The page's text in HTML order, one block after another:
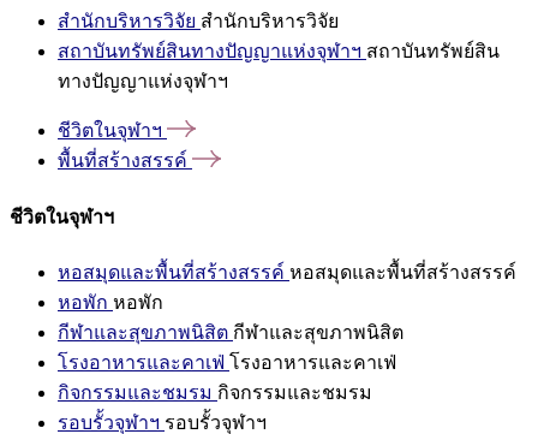
สำนักบริหารวิจัย สำนักบริหารวิจัย
สถาบันทรัพย์สินทางปัญญาแห่งจุฬาฯ สถาบันทรัพย์สิน
ทางปัญญาแห่งจุฬาฯ
ชีวิตในจุฬาฯ
พื้นที่สร้างสรรค์
ชีวิตในจุฬาฯ
หอสมุดและพื้นที่สร้างสรรค์ หอสมุดและพื้นที่สร้างสรรค์
หอพัก หอพัก
กีฬาและสุขภาพนิสิต กีฬาและสุขภาพนิสิต
โรงอาหารและคาเฟ่ โรงอาหารและคาเฟ่
กิจกรรมและชมรม กิจกรรมและชมรม
รอบรั้วจุฬาฯ รอบรั้วจุฬาฯ